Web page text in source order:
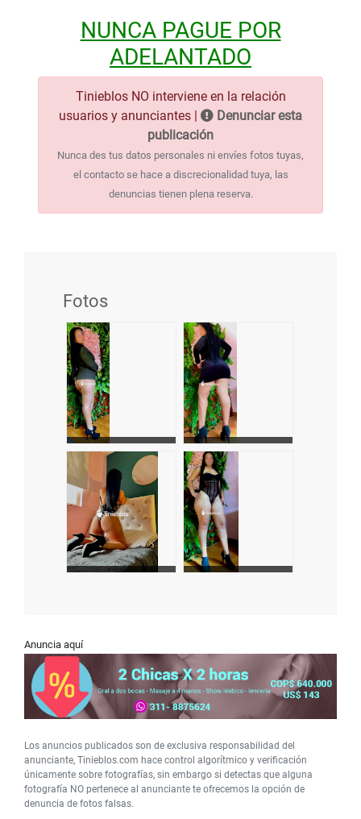
NUNCA PAGUE POR
ADELANTADO
Tinieblos NO interviene en la relación
usuarios y anunciantes |
Denunciar esta
publicación
Nunca des tus datos personales ni envíes fotos tuyas,
el contacto se hace a discrecionalidad tuya, las
denuncias tienen plena reserva.
Fotos
Anuncia aquí
Los anuncios publicados son de exclusiva responsabilidad del
anunciante, Tinieblos.com hace control algorítmico y verificación
únicamente sobre fotografías, sin embargo si detectas que alguna
fotografía NO pertenece al anunciante te ofrecemos la opción de
denuncia de fotos falsas.